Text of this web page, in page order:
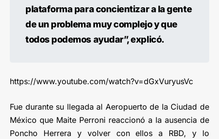
plataforma para concientizar a la gente
de un problema muy complejo y que
todos podemos ayudar”, explicó.
https://www.youtube.com/watch?v=dGxVuryusVc
Fue durante su llegada al Aeropuerto de la Ciudad de
México que Maite Perroni reaccionó a la ausencia de
Poncho Herrera y volver con ellos a RBD, y lo